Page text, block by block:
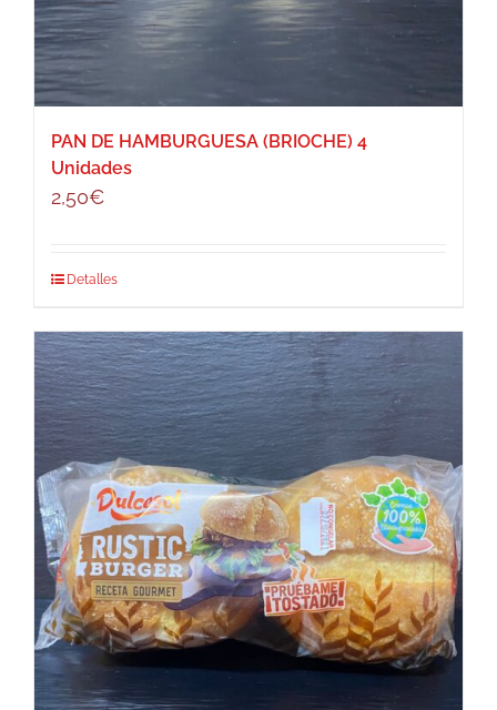
PAN DE HAMBURGUESA (BRIOCHE) 4
Unidades
2,50€
Detalles